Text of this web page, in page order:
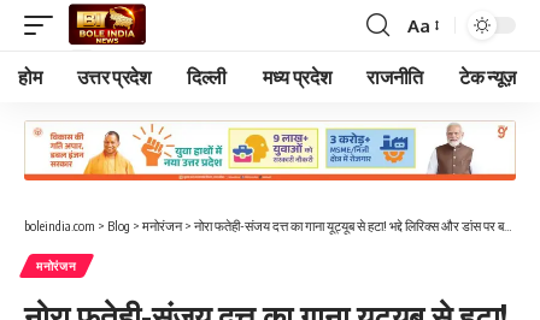
Font
Resizer
Aa
होम उत्तर प्रदेश दिल्ली मध्य प्रदेश राजनीति टेक न्यूज़
boleindia.com > Blog > मनोरंजन> नोरा फतेही-संजय दत्त का गाना यूट्यूब से हटा! भद्दे लिरिक्स और डांस पर बवाल
मनोरंजन